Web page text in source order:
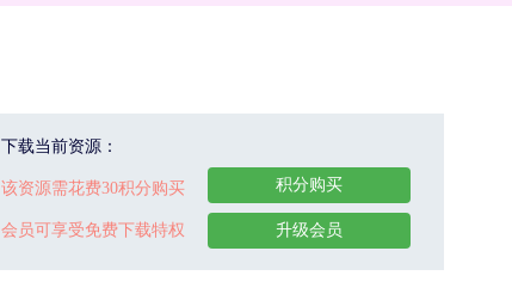
下载当前资源：
该资源需花费30积分购买
会员可享受免费下载特权
积分购买
升级会员